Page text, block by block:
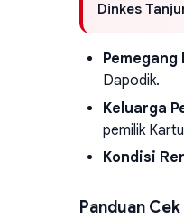
Dinkes
Pemegang
Dapodik.
Keluarga
pemilik
Kondisi
Panduan